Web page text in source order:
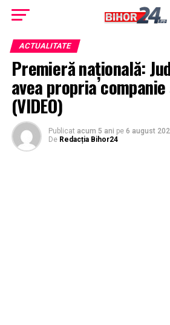
ACTUALITATE
Premieră națională:
avea propria
(VIDEO)
Publicat acum 5 ani pe 6 august
De Redacția Bihor24